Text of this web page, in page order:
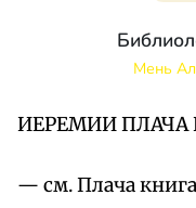
Мень
ИЕРЕМИИ ПЛАЧА
— см. Плача